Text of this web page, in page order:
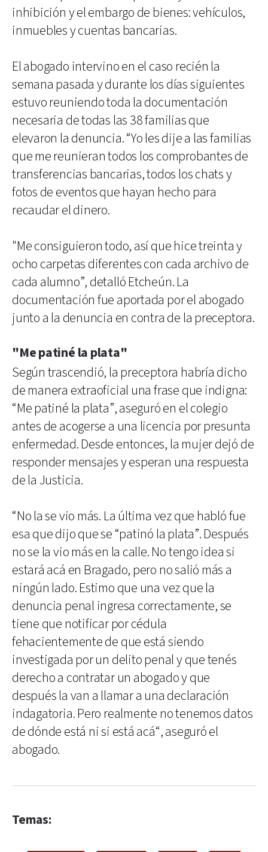
inhibición y el embargo de bienes: vehículos,
inmuebles y cuentas bancarias.
El abogado intervino en el caso recién la
semana pasada y durante los días siguientes
estuvo reuniendo toda la documentación
necesaria de todas las 38 familias que
elevaron la denuncia. “Yo les dije a las familias
que me reunieran todos los comprobantes de
transferencias bancarias, todos los chats y
fotos de eventos que hayan hecho para
recaudar el dinero.
"Me consiguieron todo, así que hice treinta y
ocho carpetas diferentes con cada archivo de
cada alumno”, detalló Etcheún. La
documentación fue aportada por el abogado
junto a la denuncia en contra de la preceptora.
"Me patiné la plata"
Según trascendió, la preceptora habría dicho
de manera extraoficial una frase que indigna:
“Me patiné la plata”, aseguró en el colegio
antes de acogerse a una licencia por presunta
enfermedad. Desde entonces, la mujer dejó de
responder mensajes y esperan una respuesta
de la Justicia.
“No la se vio más. La última vez que habló fue
esa que dijo que se “patinó la plata”. Después
no se la vio más en la calle. No tengo idea si
estará acá en Bragado, pero no salió más a
ningún lado. Estimo que una vez que la
denuncia penal ingresa correctamente, se
tiene que notificar por cédula
fehacientemente de que está siendo
investigada por un delito penal y que tenés
derecho a contratar un abogado y que
después la van a llamar a una declaración
indagatoria. Pero realmente no tenemos datos
de dónde está ni si está acá“, aseguró el
abogado.
Temas: